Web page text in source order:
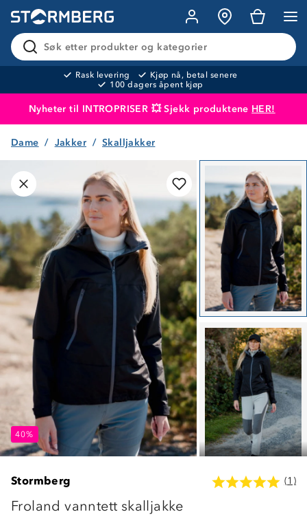
Søk etter produkter og kategorier
Rask levering
Kjøp nå, betal senere
100 dagers åpent kjøp
Nyheter til INTROPRISER 💥 Sjekk produktene HER!
Produktet er lagt i handlekurven
Dame Jakker Skalljakker
40% 40%
40%
Stormberg (1)
Froland vanntett skalljakke